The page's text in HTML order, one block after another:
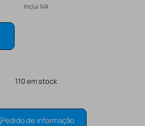
Inclui IVA
110 em stock
Pedido de informação